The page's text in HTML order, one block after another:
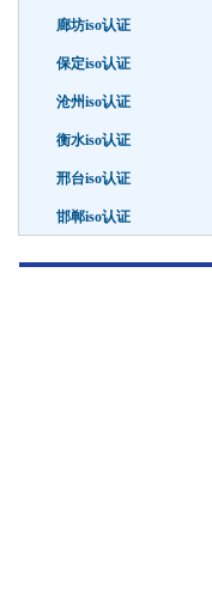
廊坊iso认证
保定iso认证
沧州iso认证
衡水iso认证
邢台iso认证
邯郸iso认证